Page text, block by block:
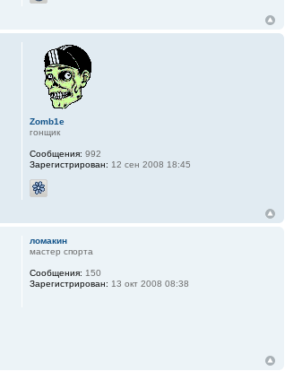
Zomb1e
гонщик
Сообщения: 992
Зарегистрирован: 12 сен 2008 18:45
ломакин
мастер спорта
Сообщения: 150
Зарегистрирован: 13 окт 2008 08:38